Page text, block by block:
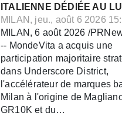
ITALIENNE DÉDIÉE AU
MILAN, jeu., août 6 2026
MILAN, 6 août 2026 /
-- MondeVita a acquis une
participation majoritaire
dans Underscore District,
l'accélérateur de marques
Milan à l'origine de
GR10K et du…